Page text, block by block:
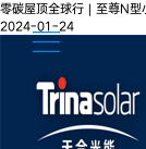
零碳屋顶全球行 | 至尊N
2024-01-24